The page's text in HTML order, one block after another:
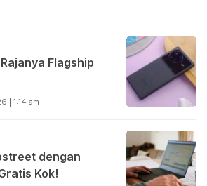
Flagship
| 1:14 am
dengan
Kok!